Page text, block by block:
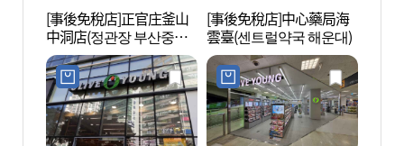
[事後免稅店]正官庄釜山
中洞店(정관장 부산중동
점)
[事後免稅店]中心藥局海
雲臺(센트럴약국 해운대)